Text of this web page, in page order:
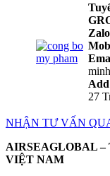
Add
27
NHẬN TƯ VẤN
AIRSEAGLOBAL –
VIỆT NAM